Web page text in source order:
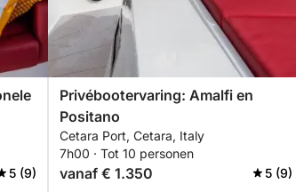
5 (9)
Privébootervaring: Amalfi en
Positano
Cetara Port, Cetara, Italy
7h00 · Tot 10 personen
vanaf € 1.350 5 (9)